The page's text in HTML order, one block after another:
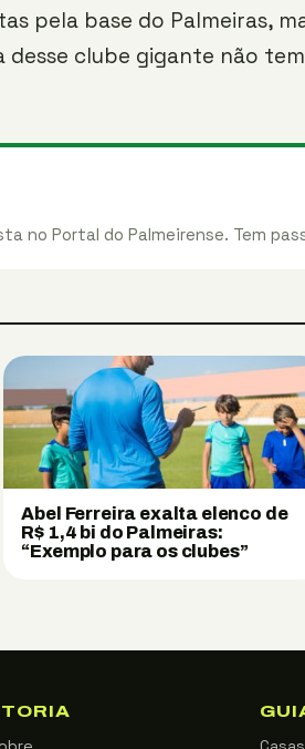
pela base do Palmeiras,
clube gigante não
no Portal do Palmeirense. Tem
Abel Ferreira exalta elenco de
R$ 1,4 bi do Palmeiras:
“Exemplo para os clubes”